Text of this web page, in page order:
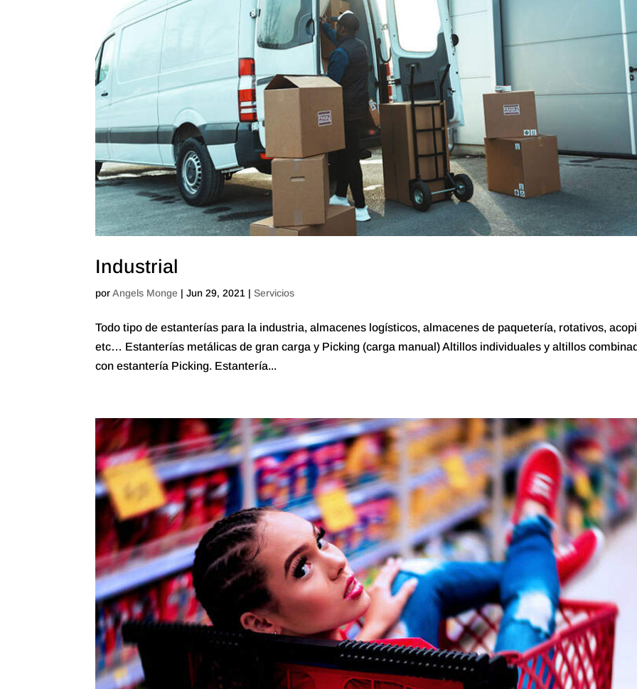
Industrial
porAngels Monge |Jun 29, 2021 | Servicios
Todo tipo de estanterías para la industria, almacenes logísticos, almacenes de paquetería, rotativos,
etc… Estanterías metálicas de gran carga y Picking (carga manual) Altillos individuales y altillos
con estantería Picking. Estantería...